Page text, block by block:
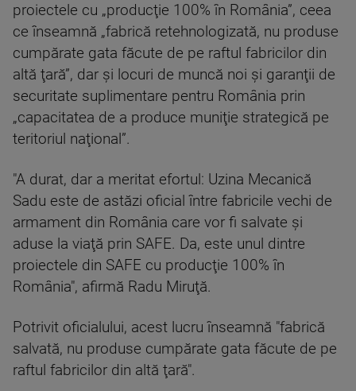
proiectele cu „producţie 100% în România”, ceea
ce înseamnă „fabrică retehnologizată, nu produse
cumpărate gata făcute de pe raftul fabricilor din
altă ţară”, dar şi locuri de muncă noi şi garanţii de
securitate suplimentare pentru România prin
„capacitatea de a produce muniţie strategică pe
teritoriul naţional”.
"A durat, dar a meritat efortul: Uzina Mecanică
Sadu este de astăzi oficial între fabricile vechi de
armament din România care vor fi salvate şi
aduse la viaţă prin SAFE. Da, este unul dintre
proiectele din SAFE cu producţie 100% în
România", afirmă Radu Miruţă.
Potrivit oficialului, acest lucru înseamnă "fabrică
salvată, nu produse cumpărate gata făcute de pe
raftul fabricilor din altă ţară".